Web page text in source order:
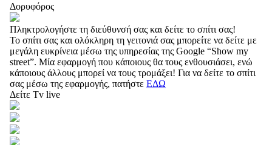
Δορυφόρος
Πληκτρολογήστε τη διεύθυνσή σας και δείτε το σπίτι σας!
Το σπίτι σας και ολόκληρη τη γειτονιά σας μπορείτε να δείτε με
μεγάλη ευκρίνεια μέσω της υπηρεσίας της Google “Show my
street”. Μία εφαρμογή που κάποιους θα τους ενθουσιάσει, ενώ
κάποιους άλλους μπορεί να τους τρομάξει! Για να δείτε το σπίτι
σας μέσω της εφαρμογής, πατήστε ΕΔΩ
Δείτε Tv live